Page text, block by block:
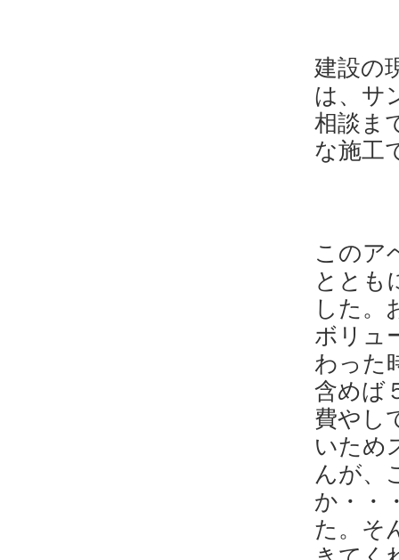
建設の
は、サ
相談ま
な施工
このア
ととも
した。
ボリュ
わった
含めば
費やし
いため
んが、
か・・
た。そ